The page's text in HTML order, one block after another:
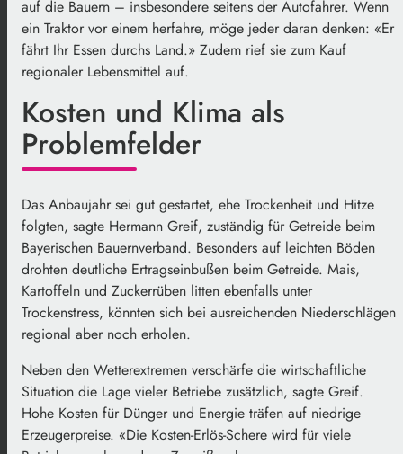
auf die Bauern – insbesondere seitens der Autofahrer. Wenn
ein Traktor vor einem herfahre, möge jeder daran denken: «Er
fährt Ihr Essen durchs Land.» Zudem rief sie zum Kauf
regionaler Lebensmittel auf.
Kosten und Klima als
Problemfelder
Das Anbaujahr sei gut gestartet, ehe Trockenheit und Hitze
folgten, sagte Hermann Greif, zuständig für Getreide beim
Bayerischen Bauernverband. Besonders auf leichten Böden
drohten deutliche Ertragseinbußen beim Getreide. Mais,
Kartoffeln und Zuckerrüben litten ebenfalls unter
Trockenstress, könnten sich bei ausreichenden Niederschlägen
regional aber noch erholen.
Neben den Wetterextremen verschärfe die wirtschaftliche
Situation die Lage vieler Betriebe zusätzlich, sagte Greif.
Hohe Kosten für Dünger und Energie träfen auf niedrige
Erzeugerpreise. «Die Kosten-Erlös-Schere wird für viele